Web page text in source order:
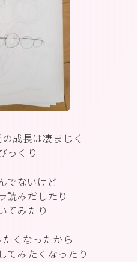
成長は凄まじく
っくり
でないけど
読みだしたり
てみたり
くなったから
てみたくなったり